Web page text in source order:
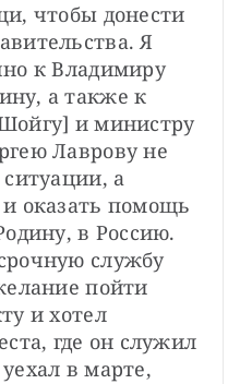
чтобы донести
Я
к Владимиру
а также к
и министру
Лаврову не
а
оказать помощь
в Россию.
службу
пойти
и хотел
где он служил
в марте,